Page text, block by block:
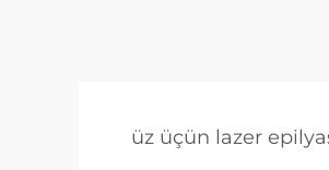
üz üçün lazer